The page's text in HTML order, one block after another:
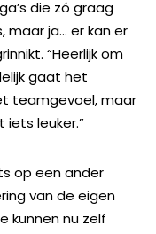
die zó graag
maar ja… er kan er
“Heerlijk om
gaat het
teamgevoel, maar
leuker.”
op een ander
van de eigen
kunnen nu zelf